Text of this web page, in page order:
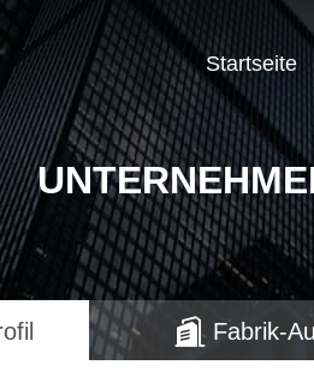
Startseite
Fabrik-